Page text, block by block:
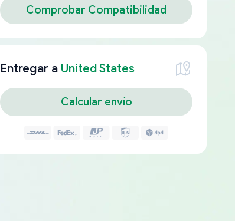
Comprobar Compatibilidad
Entregar a United States
Calcular envío